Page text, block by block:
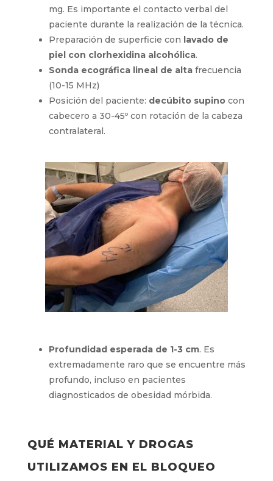
mg. Es importante el contacto verbal del
paciente durante la realización de la técnica.
Preparación de superficie con lavado de
piel con clorhexidina alcohólica.
Sonda ecográfica lineal de altafrecuencia
(10-15 MHz)
Posición del paciente: decúbito supinocon
cabecero a 30-45º con rotación de la cabeza
contralateral.
Profundidad esperada de 1-3 cm. Es
extremadamente raro que se encuentre más
profundo, incluso en pacientes
diagnosticados de obesidad mórbida.
QUÉ MATERIAL Y DROGAS
UTILIZAMOS EN EL BLOQUEO